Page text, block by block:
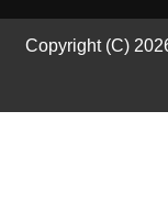
Copyright (C)